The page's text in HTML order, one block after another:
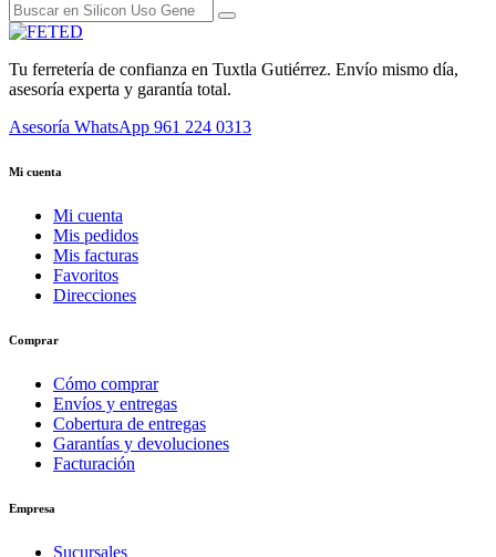
Tu ferretería de confianza en Tuxtla Gutiérrez. Envío mismo día,
asesoría experta y garantía total.
Asesoría WhatsApp 961 224 0313
Mi cuenta
Mi cuenta
Mis pedidos
Mis facturas
Favoritos
Direcciones
Comprar
Cómo comprar
Envíos y entregas
Cobertura de entregas
Garantías y devoluciones
Facturación
Empresa
Sucursales